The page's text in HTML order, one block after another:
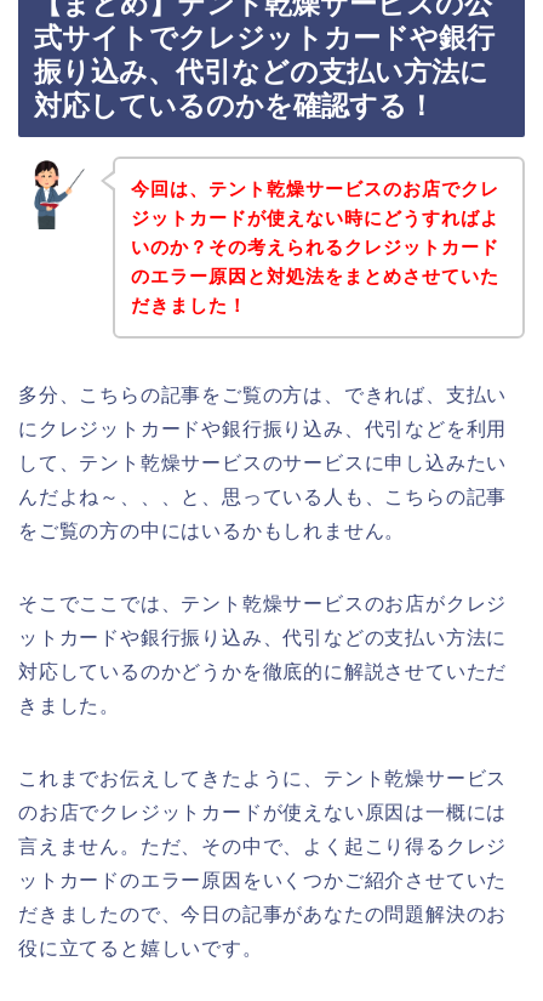
式サイトでクレジットカードや銀行
振り込み、代引などの支払い方法に
対応しているのかを確認する！
今回は、テント乾燥サービスのお店でクレ
ジットカードが使えない時にどうすればよ
いのか？その考えられるクレジットカード
のエラー原因と対処法をまとめさせていた
だきました！
多分、こちらの記事をご覧の方は、できれば、支払い
にクレジットカードや銀行振り込み、代引などを利用
して、テント乾燥サービスのサービスに申し込みたい
んだよね～、、、と、思っている人も、こちらの記事
をご覧の方の中にはいるかもしれません。
そこでここでは、テント乾燥サービスのお店がクレジ
ットカードや銀行振り込み、代引などの支払い方法に
対応しているのかどうかを徹底的に解説させていただ
きました。
これまでお伝えしてきたように、テント乾燥サービス
のお店でクレジットカードが使えない原因は一概には
言えません。ただ、その中で、よく起こり得るクレジ
ットカードのエラー原因をいくつかご紹介させていた
だきましたので、今日の記事があなたの問題解決のお
役に立てると嬉しいです。